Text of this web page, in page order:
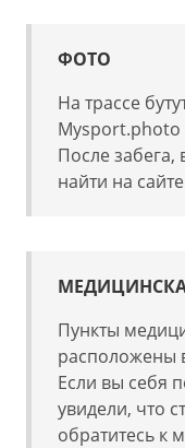
ФОТО
На трассе
Mysport.photo
После
найти на сайте
Пункты
расположены
Если вы себя
увидели, что
обратитесь к